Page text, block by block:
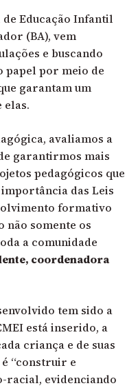
Educação Infantil
(BA), vem
e buscando
papel por meio de
garantam um
avaliamos a
garantirmos mais
pedagógicos que
das Leis
formativo
não somente os
a comunidade
coordenadora
tem sido a
está inserido, a
criança e de suas
“construir e
racial, evidenciando